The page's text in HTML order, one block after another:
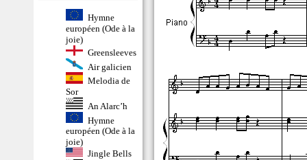
Hymne
européen (Ode à la
joie)
Greensleeves
Air galicien
Melodia de
Sor
An Alarc’h
Hymne
européen (Ode à la
joie)
Jingle Bells